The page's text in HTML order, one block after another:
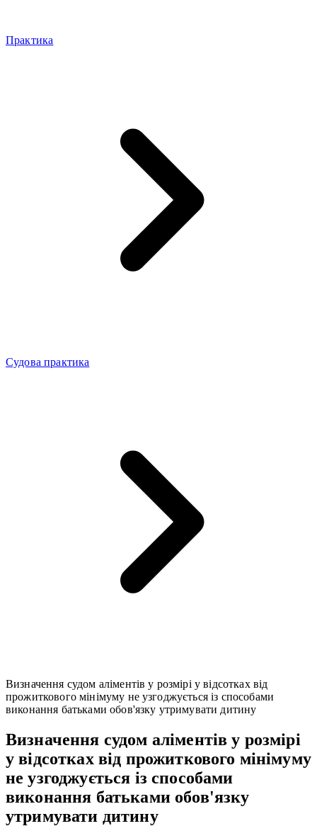
Практика
Судова практика
Визначення судом аліментів у розмірі у відсотках від
прожиткового мінімуму не узгоджується із способами
виконання батьками обов'язку утримувати дитину
Визначення судом аліментів у розмірі
у відсотках від прожиткового мінімуму
не узгоджується із способами
виконання батьками обов'язку
утримувати дитину